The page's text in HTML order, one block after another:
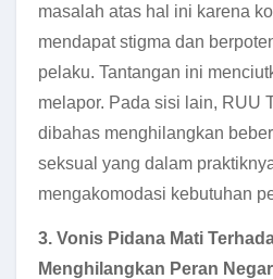
masalah atas hal ini karena
mendapat stigma dan
pelaku. Tantangan ini
melapor. Pada sisi lain, RUU
dibahas menghilangkan
seksual yang dalam
mengakomodasi kebutuhan
3. Vonis Pidana Mati
Menghilangkan Peran